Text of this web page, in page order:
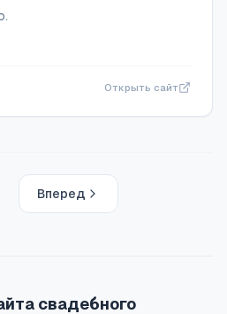
Открыть сайт
Вперед
свадебного